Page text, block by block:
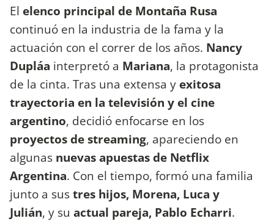
El elenco principal de Montaña Rusa
continuó en la industria de la fama y la
actuación con el correr de los años. Nancy
Dupláa interpretó a Mariana, la protagonista
de la cinta. Tras una extensa y exitosa
trayectoria en la televisión y el cine
argentino, decidió enfocarse en los
proyectos de streaming, apareciendo en
algunas nuevas apuestas de Netflix
Argentina. Con el tiempo, formó una familia
junto a sustres hijos, Morena, Luca y
Julián, y su actual pareja, Pablo Echarri.